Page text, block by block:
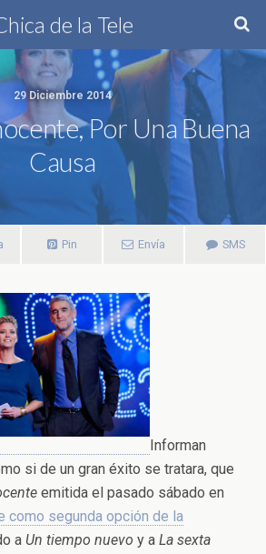
de la Tele
29 Diciembre 2014
Por Una Buena
Causa
Pin Envía SMS
Informan
si de un gran éxito se tratara, que
emitida el pasado sábado en
como segunda opción de la
a Un tiempo nuevo y a La sexta